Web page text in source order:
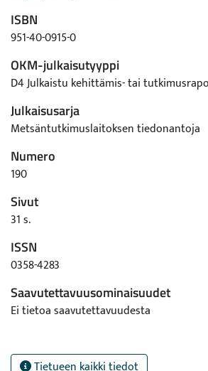
ISBN
951-40-0915-0
OKM-julkaisutyyppi
D4 Julkaistu kehittämis- tai
Julkaisusarja
Metsäntutkimuslaitoksen tiedonantoja
Numero
190
Sivut
31 s.
ISSN
0358-4283
Saavutettavuusominaisuudet
Ei tietoa saavutettavuudesta